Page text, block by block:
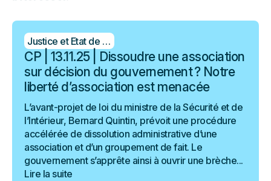
Justice et Etat de droit
CP | 13.11.25 | Dissoudre une association
sur décision du gouvernement ? Notre
liberté d’association est menacée
L’avant-projet de loi du ministre de la Sécurité et de
l’Intérieur, Bernard Quintin, prévoit une procédure
accélérée de dissolution administrative d’une
association et d’un groupement de fait. Le
gouvernement s’apprête ainsi à ouvrir une brèche...
Lire la suite